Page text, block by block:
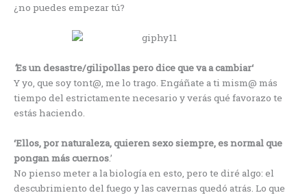
¿no puedes empezar tú?
‘Es un desastre/gilipollas pero dice que va a cambiar‘
Y yo, que soy tont@, me lo trago. Engáñate a ti mism@ más
tiempo del estrictamente necesario y verás qué favorazo te
estás haciendo.
‘Ellos, por naturaleza, quieren sexo siempre, es normal que
pongan más cuernos.’
No pienso meter a la biología en esto, pero te diré algo: el
descubrimiento del fuego y las cavernas quedó atrás. Lo que